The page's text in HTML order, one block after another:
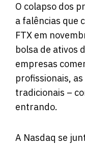
O colapso dos
a falências que
FTX em
bolsa de ativos
empresas
profissionais,
tradicionais –
entrando.
A Nasdaq se